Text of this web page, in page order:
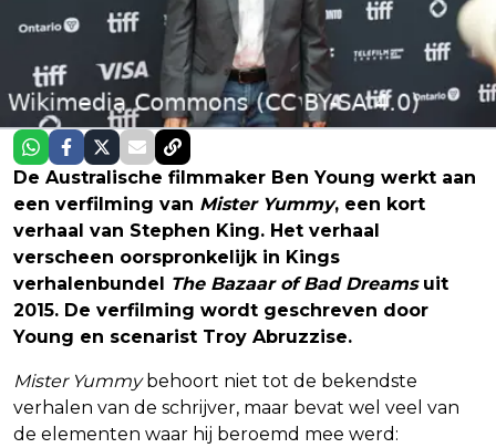
De Australische filmmaker Ben Young werkt aan
een verfilming van Mister Yummy, een kort
verhaal van Stephen King. Het verhaal
verscheen oorspronkelijk in Kings
verhalenbundel The Bazaar of Bad Dreamsuit
2015. De verfilming wordt geschreven door
Young en scenarist Troy Abruzzise.
Mister Yummybehoort niet tot de bekendste
verhalen van de schrijver, maar bevat wel veel van
de elementen waar hij beroemd mee werd: